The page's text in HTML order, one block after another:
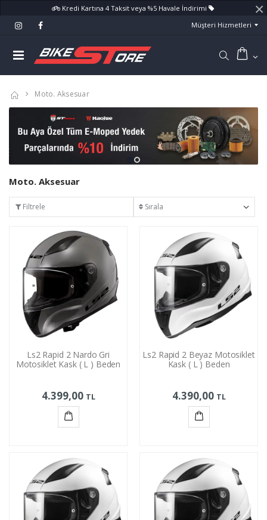
Kredi Kartına 4 Taksit veya %5 Havale İndirimi ×
Müşteri Hizmetleri
Moto. Aksesuar
Moto. Aksesuar
Filtrele
Ls2 Rapid 2 Nardo Gri
Motosiklet Kask ( L ) Beden
4.399,00 TL
Ekle
Ls2 Rapid 2 Beyaz Motosiklet
Kask ( L ) Beden
4.390,00 TL
Ekle